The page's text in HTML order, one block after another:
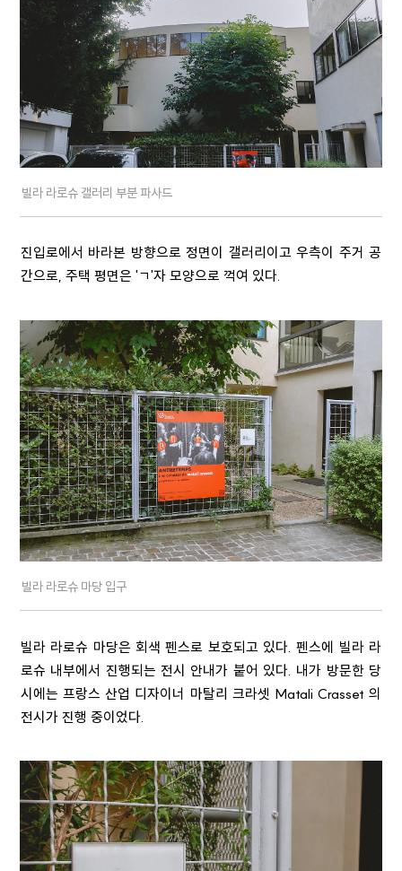
빌라 라로슈 갤러리 부분 파사드
진입로에서 바라본 방향으로 정면이 갤러리이고 우측이 주거 공
간으로, 주택 평면은 'ㄱ'자 모양으로 꺽여 있다.
빌라 라로슈 마당 입구
빌라 라로슈 마당은 회색 펜스로 보호되고 있다. 펜스에 빌라 라
로슈 내부에서 진행되는 전시 안내가 붙어 있다. 내가 방문한 당
시에는 프랑스 산업 디자이너 마탈리 크라셋 Matali Crasset 의
전시가 진행 중이었다.